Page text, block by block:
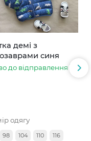
демі з
синя
до відправлення
одягу
98 104 110 116